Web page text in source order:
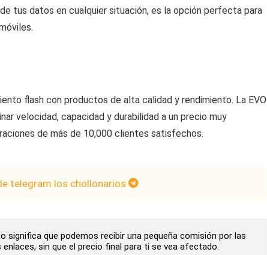
tus datos en cualquier situación, es la opción perfecta para
flash con productos de alta calidad y rendimiento. La EVO
velocidad, capacidad y durabilidad a un precio muy
de más de 10,000 clientes satisfechos.
telegram los chollonarios
significa que podemos recibir una pequeña comisión por las
sin que el precio final para ti se vea afectado.